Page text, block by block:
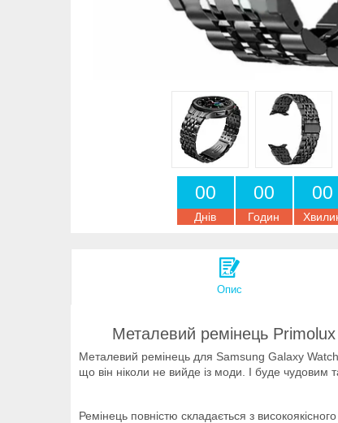
00
Днів
00
Годин
00
Опис
Металевий ремінець
Металевий ремінець для Samsung Galaxy
що він ніколи не вийде із моди. І буде
Ремінець повністю складається з